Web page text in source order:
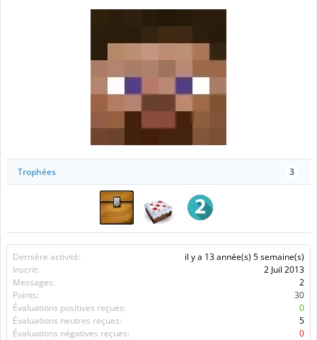
Trophées 3
Dernière activité:
il y a 13 année(s) 5 semaine(s)
Inscrit:
2 Juil 2013
Messages:
2
Points:
30
Évaluations positives reçues:
0
Évaluations neutres reçues:
5
Évaluations négatives reçues:
0